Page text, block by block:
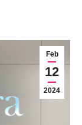
Feb
12
2024